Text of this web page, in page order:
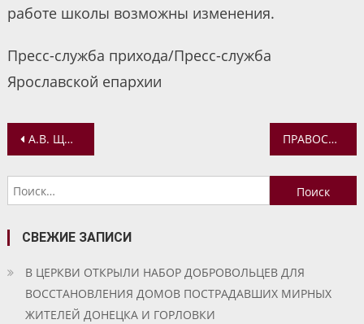
работе школы возможны изменения.
Пресс-служба прихода/Пресс-служба
Ярославской епархии
Навигация
по
записям
А.В. ЩИПКОВ: НУЖНО НЕ ДОПУСТИТЬ ВТЯГИВАНИЯ РЕЛИГИОЗНЫХ ОРГАНИЗАЦИЙ В ПОЛИТИЧЕСКОЕ ПРОТИВОСТОЯНИЕ В БЕЛОРУССИИ ПРАВОСЛАВНАЯ ГРУППА «СВЕЧА» РАСШИРЯЕТ НАПРАВЛЕНИЯ СВОЕЙ РАБОТЫ
Найти:
СВЕЖИЕ ЗАПИСИ
В ЦЕРКВИ ОТКРЫЛИ НАБОР ДОБРОВОЛЬЦЕВ ДЛЯ
ВОССТАНОВЛЕНИЯ ДОМОВ ПОСТРАДАВШИХ МИРНЫХ
ЖИТЕЛЕЙ ДОНЕЦКА И ГОРЛОВКИ